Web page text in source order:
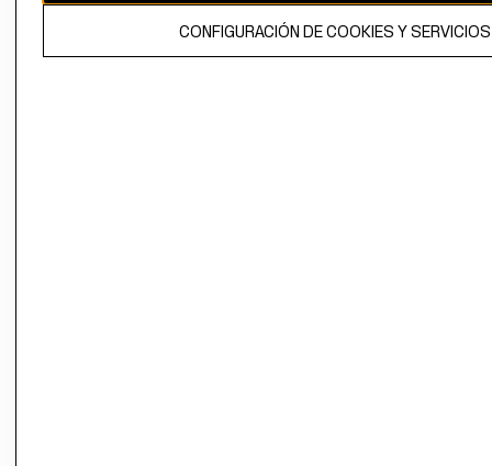
CONFIGURACIÓN DE COOKIES Y SERVICIOS